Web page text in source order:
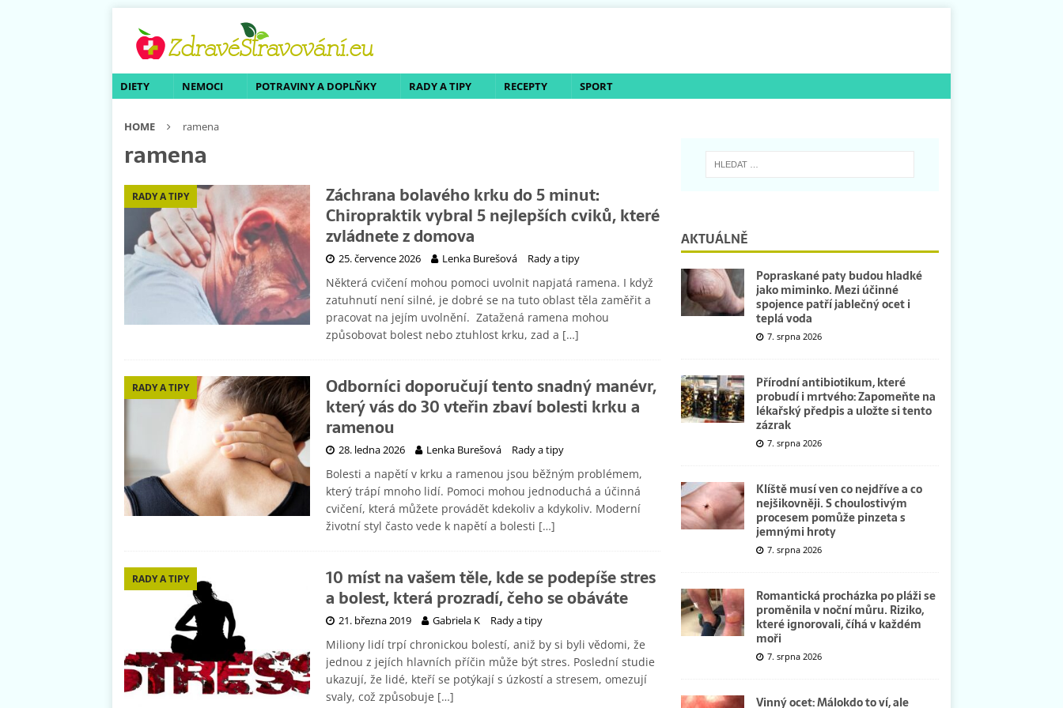
DIETY NEMOCI POTRAVINY A DOPLŇKY RADY A TIPY RECEPTY SPORT
HOME ramena
ramena
RADY A TIPY
Záchrana bolavého krku do 5 minut:
Chiropraktik vybral 5 nejlepších cviků, které
zvládnete z domova
25. července 2026 Lenka Burešová Rady a tipy
Některá cvičení mohou pomoci uvolnit napjatá ramena. I když
zatuhnutí není silné, je dobré se na tuto oblast těla zaměřit a
pracovat na jejím uvolnění. Zatažená ramena mohou
způsobovat bolest nebo ztuhlost krku, zad a […]
RADY A TIPY
Odborníci doporučují tento snadný manévr,
který vás do 30 vteřin zbaví bolesti krku a
ramenou
28. ledna 2026 Lenka Burešová Rady a tipy
Bolesti a napětí v krku a ramenou jsou běžným problémem,
který trápí mnoho lidí. Pomoci mohou jednoduchá a účinná
cvičení, která můžete provádět kdekoliv a kdykoliv. Moderní
životní styl často vede k napětí a bolesti […]
RADY A TIPY
10 míst na vašem těle, kde se podepíše stres
a bolest, která prozradí, čeho se obáváte
21. března 2019 Gabriela K Rady a tipy
Miliony lidí trpí chronickou bolestí, aniž by si byli vědomi, že
jednou z jejích hlavních příčin může být stres. Poslední studie
ukazují, že lidé, kteří se potýkají s úzkostí a stresem, omezují
svaly, což způsobuje […]
AKTUÁLNĚ
Popraskané paty budou hladké
jako miminko. Mezi účinné
spojence patří jablečný ocet i
teplá voda
7. srpna 2026
Přírodní antibiotikum, které
probudí i mrtvého: Zapomeňte na
lékařský předpis a uložte si tento
zázrak
7. srpna 2026
Klíště musí ven co nejdříve a co
nejšikovněji. S choulostivým
procesem pomůže pinzeta s
jemnými hroty
7. srpna 2026
Romantická procházka po pláži se
proměnila v noční můru. Riziko,
které ignorovali, číhá v každém
moři
7. srpna 2026
Vinný ocet: Málokdo to ví, ale